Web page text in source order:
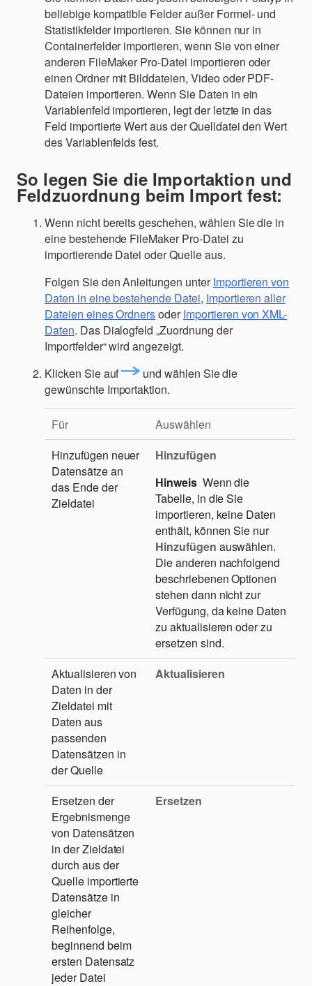
beliebige kompatible Felder außer Formel- und
Statistikfelder importieren. Sie können nur in
Containerfelder importieren, wenn Sie von einer
anderen FileMaker Pro-Datei importieren oder
einen Ordner mit Bilddateien, Video oder PDF-
Dateien importieren. Wenn Sie Daten in ein
Variablenfeld importieren, legt der letzte in das
Feld importierte Wert aus der Quelldatei den Wert
des Variablenfelds fest.
So legen Sie die Importaktion und
Feldzuordnung beim Import fest:
Wenn nicht bereits geschehen, wählen Sie die in
eine bestehende FileMaker Pro-Datei zu
importierende Datei oder Quelle aus.
Folgen Sie den Anleitungen unterImportieren von
Daten in eine bestehende Datei, Importieren aller
Dateien eines OrdnersoderImportieren von XML-
Daten. Das Dialogfeld „Zuordnung der
Importfelder“ wird angezeigt.
Klicken Sie auf
und wählen Sie die
gewünschte Importaktion.
Für
Auswählen
Hinzufügen neuer
Datensätze an
das Ende der
Zieldatei
Hinzufügen
Hinweis Wenn die
Tabelle, in die Sie
importieren, keine Daten
enthält, können Sie nur
Hinzufügen auswählen.
Die anderen nachfolgend
beschriebenen Optionen
stehen dann nicht zur
Verfügung, da keine Daten
zu aktualisieren oder zu
ersetzen sind.
Aktualisieren von
Daten in der
Zieldatei mit
Daten aus
passenden
Datensätzen in
der Quelle
Aktualisieren
Ersetzen der
Ergebnismenge
von Datensätzen
in der Zieldatei
durch aus der
Quelle importierte
Datensätze in
gleicher
Reihenfolge,
beginnend beim
ersten Datensatz
jeder Datei
Ersetzen